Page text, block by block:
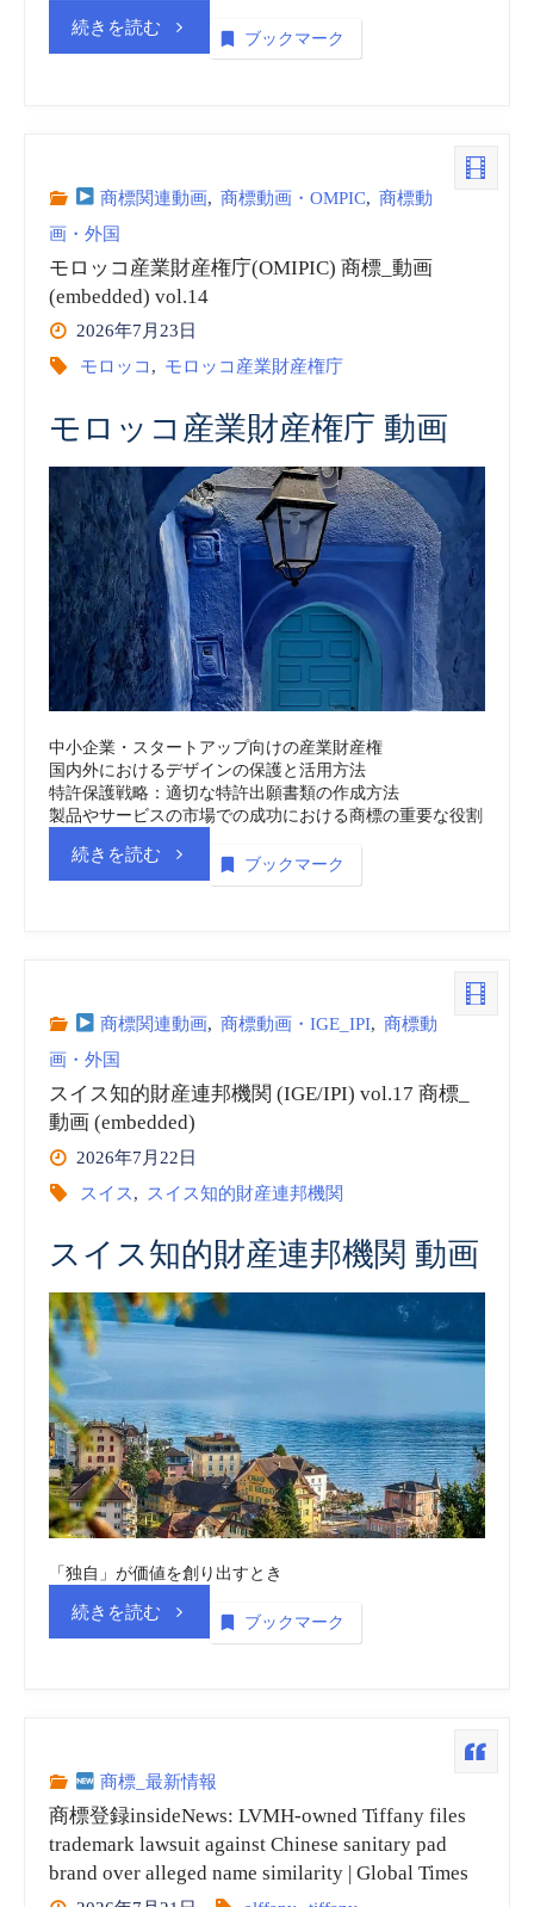
Property
標
動
CarIPI”
続きを読む“公
引
員
取
引
委
員
チ
ャ
ン
商
標
_
動
画”
ブックマーク
商標関連動画, 商標動画・OMPIC, 商標動
画・外国
モロッコ産業財産権庁(OMIPIC) 商標_動画
(embedded) vol.14
2026年7月23日
モロッコ , モロッコ産業財産権庁
モロッコ産業財産権庁 動画
中小企業・スタートアップ向けの産業財産権
国内外におけるデザインの保護と活用方法
特許保護戦略：適切な特許出願書類の作成方法
製品やサービスの市場での成功における商標の重要な役割
続きを読む“モ
コ
業
庁
商
標
動
ブックマーク
商標関連動画, 商標動画・IGE_IPI, 商標動
画・外国
スイス知的財産連邦機関 (IGE/IPI) vol.17 商標_
動画 (embedded)
2026年7月22日
スイス, スイス知的財産連邦機関
スイス知的財産連邦機関 動画
「独自」が価値を創り出すとき
続きを読む“ス
知
的
財
ブックマーク
商標_最新情報
商標登録insideNews: LVMH-owned Tiffany files
trademark lawsuit against Chinese sanitary pad
brand over alleged name similarity | Global Times